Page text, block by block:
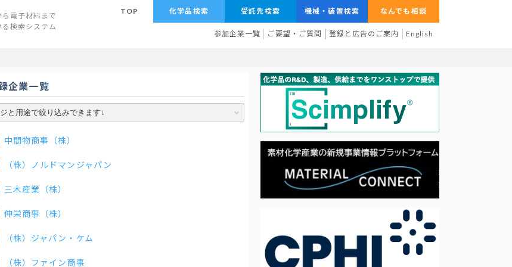
電子材料まで
検索システム
TOP 化学品検索 受託先検索 機械・装置検索 なんでも相談
参加企業一覧 ご要望・ご質問 登録と広告のご案内 English
企業一覧
中間物商事（株）
（株）ノルドマンジャパン
三木産業（株）
伸栄商事（株）
（株）ジャパン・ケム
（株）ファイン商事